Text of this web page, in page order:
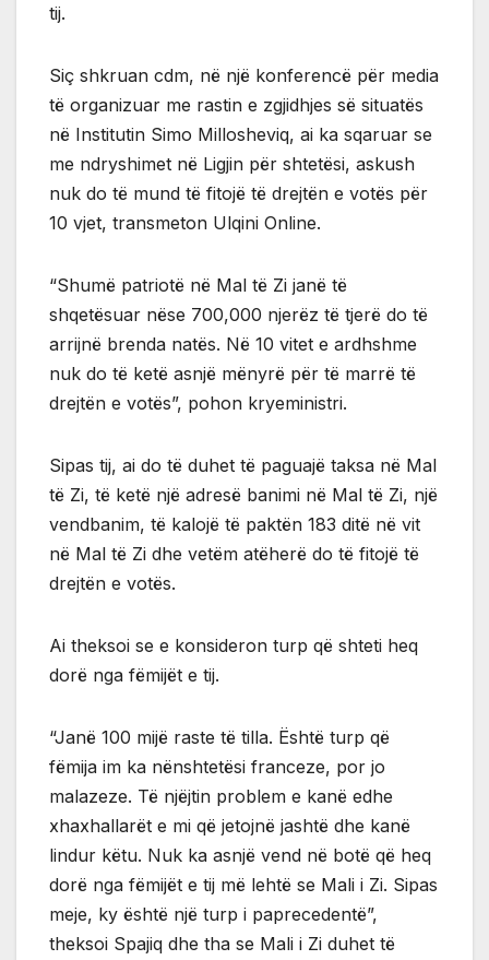
tij.
Siç shkruan cdm, në një konferencë për media
të organizuar me rastin e zgjidhjes së situatës
në Institutin Simo Millosheviq, ai ka sqaruar se
me ndryshimet në Ligjin për shtetësi, askush
nuk do të mund të fitojë të drejtën e votës për
10 vjet, transmeton Ulqini Online.
“Shumë patriotë në Mal të Zi janë të
shqetësuar nëse 700,000 njerëz të tjerë do të
arrijnë brenda natës. Në 10 vitet e ardhshme
nuk do të ketë asnjë mënyrë për të marrë të
drejtën e votës”, pohon kryeministri.
Sipas tij, ai do të duhet të paguajë taksa në Mal
të Zi, të ketë një adresë banimi në Mal të Zi, një
vendbanim, të kalojë të paktën 183 ditë në vit
në Mal të Zi dhe vetëm atëherë do të fitojë të
drejtën e votës.
Ai theksoi se e konsideron turp që shteti heq
dorë nga fëmijët e tij.
“Janë 100 mijë raste të tilla. Është turp që
fëmija im ka nënshtetësi franceze, por jo
malazeze. Të njëjtin problem e kanë edhe
xhaxhallarët e mi që jetojnë jashtë dhe kanë
lindur këtu. Nuk ka asnjë vend në botë që heq
dorë nga fëmijët e tij më lehtë se Mali i Zi. Sipas
meje, ky është një turp i paprecedentë”,
theksoi Spajiq dhe tha se Mali i Zi duhet të